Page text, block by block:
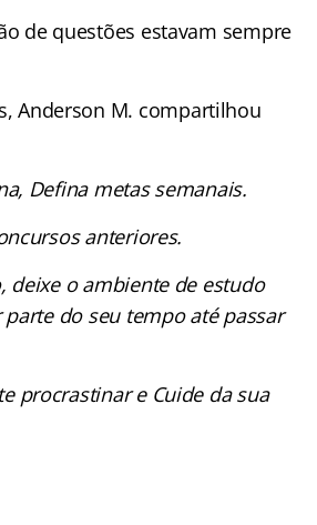
de questões estavam sempre
Anderson M. compartilhou
Defina metas semanais.
anteriores.
deixe o ambiente de estudo
do seu tempo até passar
procrastinar e Cuide da sua